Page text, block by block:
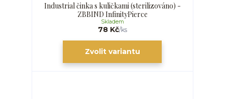
Industrial činka s kuličkami (sterilizováno) -
ZBBIND InfinityPierce
78 Kč/ks
Skladem
Zvolit variantu